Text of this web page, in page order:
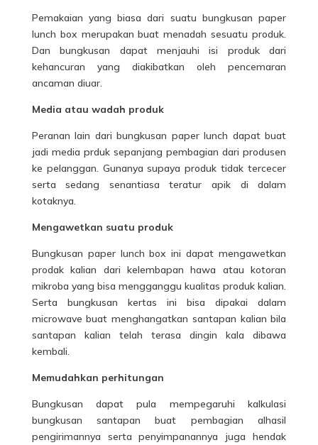
Pemakaian yang biasa dari suatu bungkusan paper
lunch box merupakan buat menadah sesuatu produk.
Dan bungkusan dapat menjauhi isi produk dari
kehancuran yang diakibatkan oleh pencemaran
ancaman diuar.
Media atau wadah produk
Peranan lain dari bungkusan paper lunch dapat buat
jadi media prduk sepanjang pembagian dariprodusen
ke pelanggan. Gunanya supaya produk tidak tercecer
serta sedang senantiasa teratur apik di dalam
kotaknya.
Mengawetkan suatu produk
Bungkusan paper lunch box ini dapat mengawetkan
prodak kalian dari kelembapan hawa atau kotoran
mikroba yang bisa mengganggu kualitas produk kalian.
Serta bungkusan kertas ini bisa dipakai dalam
microwave buat menghangatkan santapan kalian bila
santapan kalian telah terasa dingin kala dibawa
kembali.
Memudahkan perhitungan
Bungkusan dapat pula mempegaruhi kalkulasi
bungkusan santapan buat pembagian alhasil
pengirimannya serta penyimpanannya juga hendak